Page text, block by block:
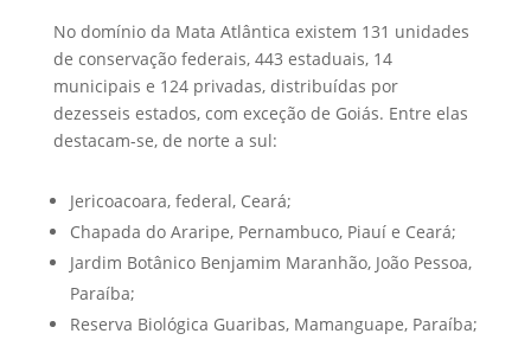
No domínio da Mata Atlântica existem 131 unidades
de conservação federais, 443 estaduais, 14
municipais e 124 privadas, distribuídas por
dezesseis estados, com exceção de Goiás. Entre elas
destacam-se, de norte a sul:
Jericoacoara, federal, Ceará;
Chapada do Araripe, Pernambuco, Piauí e Ceará;
Jardim Botânico Benjamim Maranhão, João Pessoa,
Paraíba;
Reserva Biológica Guaribas, Mamanguape, Paraíba;